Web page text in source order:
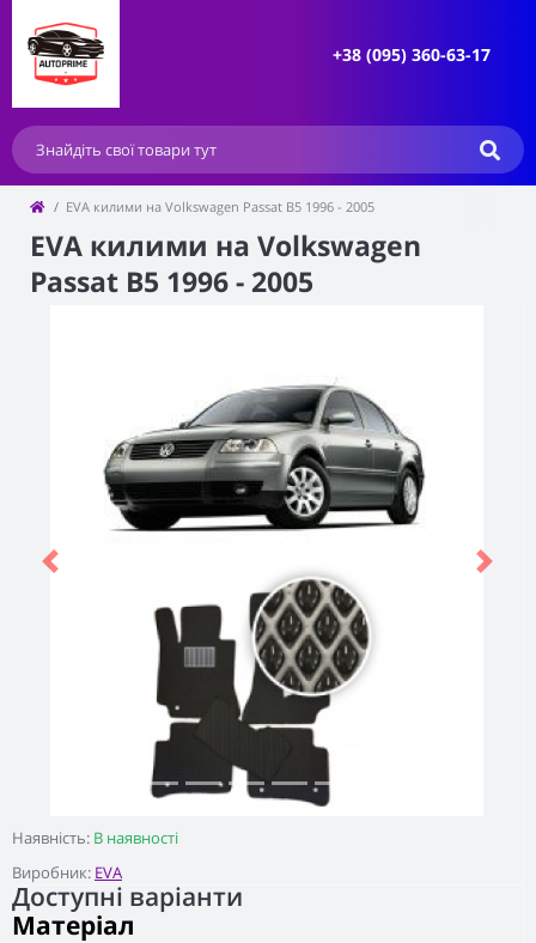
+38 (095) 360-63-17
EVA килими на Volkswagen Passat B5 1996 - 2005
EVA килими на Volkswagen
Passat B5 1996 - 2005
Наявність: В наявності
Виробник: EVA
Previous Next
Доступні варіанти
Матеріал